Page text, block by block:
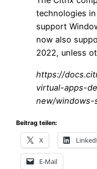
technologies
support
now also
2022, unless
https://
virtual-apps-
new/windows-
Beitrag teilen:
X
E-Mail